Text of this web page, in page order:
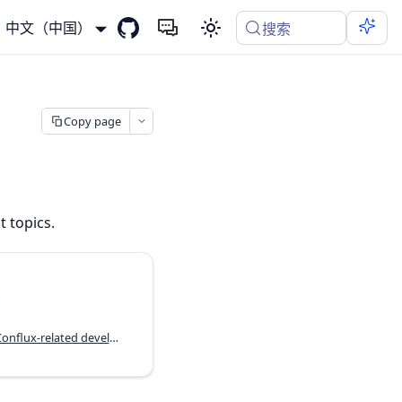
中文（中国） 搜索
Copy page
topics.
Reusable Codex skills for Conflux-related development workflows.